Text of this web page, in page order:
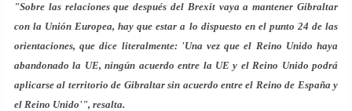
"Sobre las relaciones que después del Brexit vaya a mantener Gibraltar
con la Unión Europea, hay que estar a lo dispuesto en el punto 24 de las
orientaciones, que dice literalmente: 'Una vez que el Reino Unido haya
abandonado la UE, ningún acuerdo entre la UE y el Reino Unido podrá
aplicarse al territorio de Gibraltar sin acuerdo entre el Reino de España y
el Reino Unido'", resalta.